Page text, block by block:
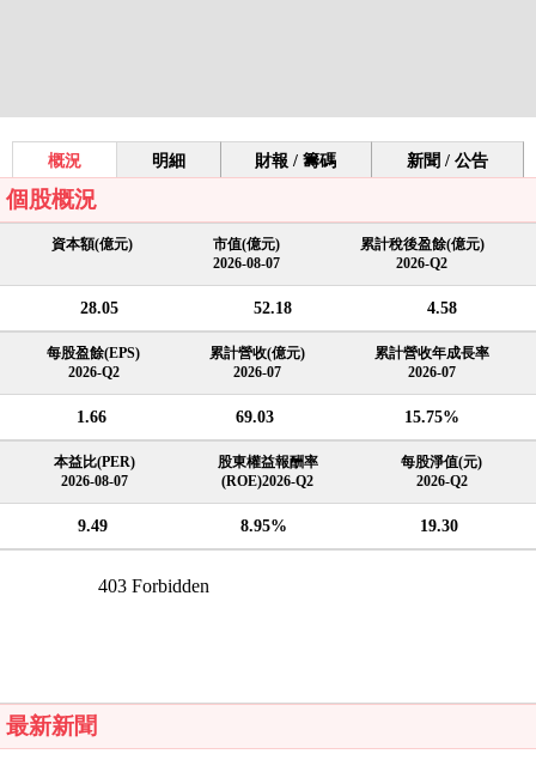
概況 明細 財報 / 籌碼 新聞 / 公告
個股概況
資本額(億元)
市值(億元)
2026-08-07
累計稅後盈餘(億元)
2026-Q2
28.05 52.18 4.58
每股盈餘(EPS)
2026-Q2
累計營收(億元)
2026-07
累計營收年成長率
2026-07
1.66 69.03 15.75%
本益比(PER)
2026-08-07
股東權益報酬率
(ROE)2026-Q2
每股淨值(元)
2026-Q2
9.49 8.95% 19.30
最新新聞